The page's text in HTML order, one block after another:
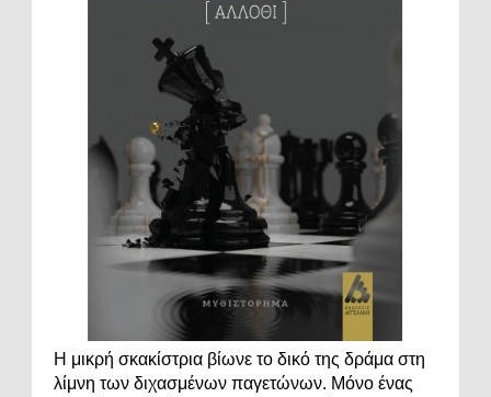
Η μικρή σκακίστρια βίωνε το δικό της δράμα στη
λίμνη των διχασμένων παγετώνων. Μόνο ένας